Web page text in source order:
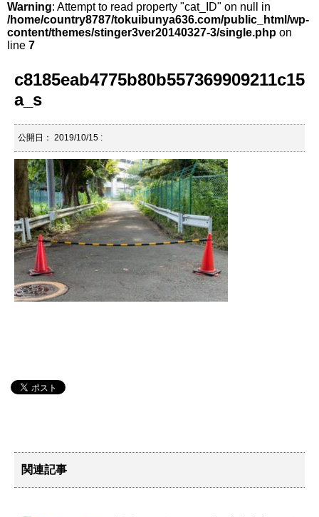
Warning: Attempt to read property "cat_ID" on null in
/home/country8787/tokuibunya636.com/public_html/wp-
content/themes/stinger3ver20140327-3/single.php on
line 7
c8185eab4775b80b557369909211c15
a_s
公開日： 2019/10/15 :
関連記事